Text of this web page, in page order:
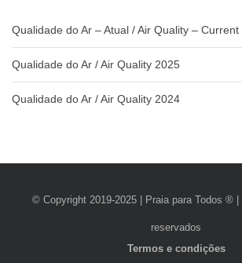
Qualidade do Ar – Atual / Air Quality – Current
Qualidade do Ar / Air Quality 2025
Qualidade do Ar / Air Quality 2024
© Copyright 2019-2025 | Praia para Todos ® |
reservados
Termos e condições